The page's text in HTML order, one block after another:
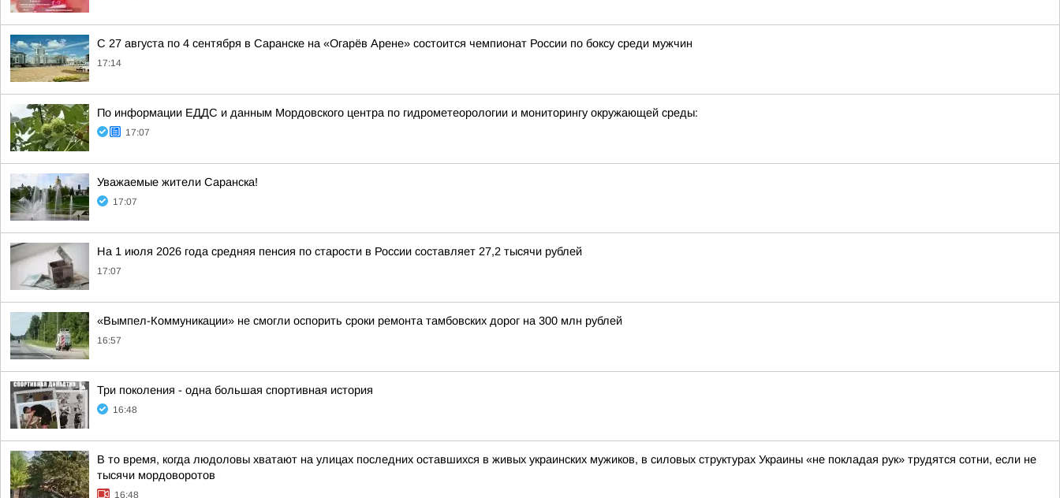
С 27 августа по 4 сентября в Саранске на «Огарёв Арене» состоится чемпионат России по боксу среди мужчин
17:14
По информации ЕДДС и данным Мордовского центра по гидрометеорологии и мониторингу окружающей среды:
17:07
Уважаемые жители Саранска!
17:07
На 1 июля 2026 года средняя пенсия по старости в России составляет 27,2 тысячи рублей
17:07
«Вымпел-Коммуникации» не смогли оспорить сроки ремонта тамбовских дорог на 300 млн рублей
16:57
Три поколения - одна большая спортивная история
16:48
В то время, когда людоловы хватают на улицах последних оставшихся в живых украинских мужиков, в силовых структурах Украины «не покладая рук» трудятся сотни, если не
тысячи мордоворотов
16:48